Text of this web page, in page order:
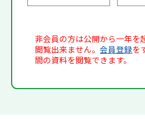
非会員の方は公開から一年を
閲覧出来ません。会員登録を
間の資料を閲覧できます。